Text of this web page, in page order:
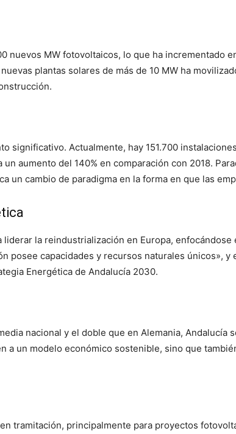
nuevos MW fotovoltaicos, lo que ha incrementado
plantas solares de más de 10 MW ha
significativo. Actualmente, hay 151.700
aumento del 140% en comparación con 2018.
un cambio de paradigma en la forma en que las
la reindustrialización en Europa,
posee capacidades y recursos naturales únicos», y
Energética de Andalucía 2030.
nacional y el doble que en Alemania, Andalucía
a un modelo económico sostenible, sino que
tramitación, principalmente para proyectos